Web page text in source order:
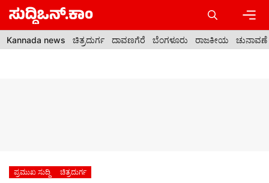
Skip
content
Kannada news ಚಿತ್ರದುರ್ಗ ದಾವಣಗೆರೆ ಬೆಂಗಳೂರು ರಾಜಕೀಯ ಚುನಾವಣೆ
ಪ್ರಮುಖ ಸುದ್ದಿ ಚಿತ್ರದುರ್ಗ